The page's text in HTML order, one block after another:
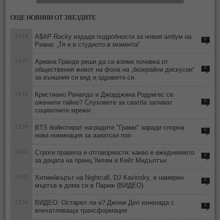
ОЩЕ НОВИНИ ОТ ЗВЕЗДИТЕ
13:14
A$AP Rocky издаде подробности за новия албум на
Риана: „Тя е в студиото в момента“
0
14:27
Ариана Гранде реши да си вземе почивка от
обществения живот на фона на „безкрайни дискусии“
за външния си вид и здравето си.
0
15:16
Кристиано Роналдо и Джорджина Родригес се
оженили тайно? Слуховете за сватба заливат
социалните мрежи
0
15:29
BTS бойкотират наградите "Грами" заради спорна
нова номинация за азиатски поп
0
10:43
Строги правила и отговорности: какво е ежедневието
за децата на принц Уилям и Кейт Мидълтън
0
13:02
Хитмейкърът на Nightcall, DJ Kavinsky, е намерен
мъртъв в дома си в Париж (ВИДЕО)
0
12:54
ВИДЕО: Остарял ли е? Джони Деп изненада с
впечатляваща трансформация
0